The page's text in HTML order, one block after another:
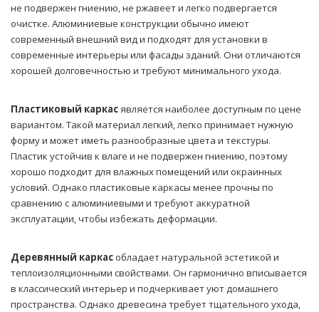
не подвержен гниению, не ржавеет и легко подвергается
очистке. Алюминиевые конструкции обычно имеют
современный внешний вид и подходят для установки в
современные интерьеры или фасады зданий. Они отличаются
хорошей долговечностью и требуют минимального ухода.
Пластиковый каркасявляется наиболее доступным по цене
вариантом. Такой материал легкий, легко принимает нужную
форму и может иметь разнообразные цвета и текстуры.
Пластик устойчив к влаге и не подвержен гниению, поэтому
хорошо подходит для влажных помещений или окраинных
условий. Однако пластиковые каркасы менее прочны по
сравнению с алюминиевыми и требуют аккуратной
эксплуатации, чтобы избежать деформации.
Деревянный каркас обладает натуральной эстетикой и
теплоизоляционными свойствами. Он гармонично вписывается
в классический интерьер и подчеркивает уют домашнего
пространства. Однако древесина требует тщательного ухода,